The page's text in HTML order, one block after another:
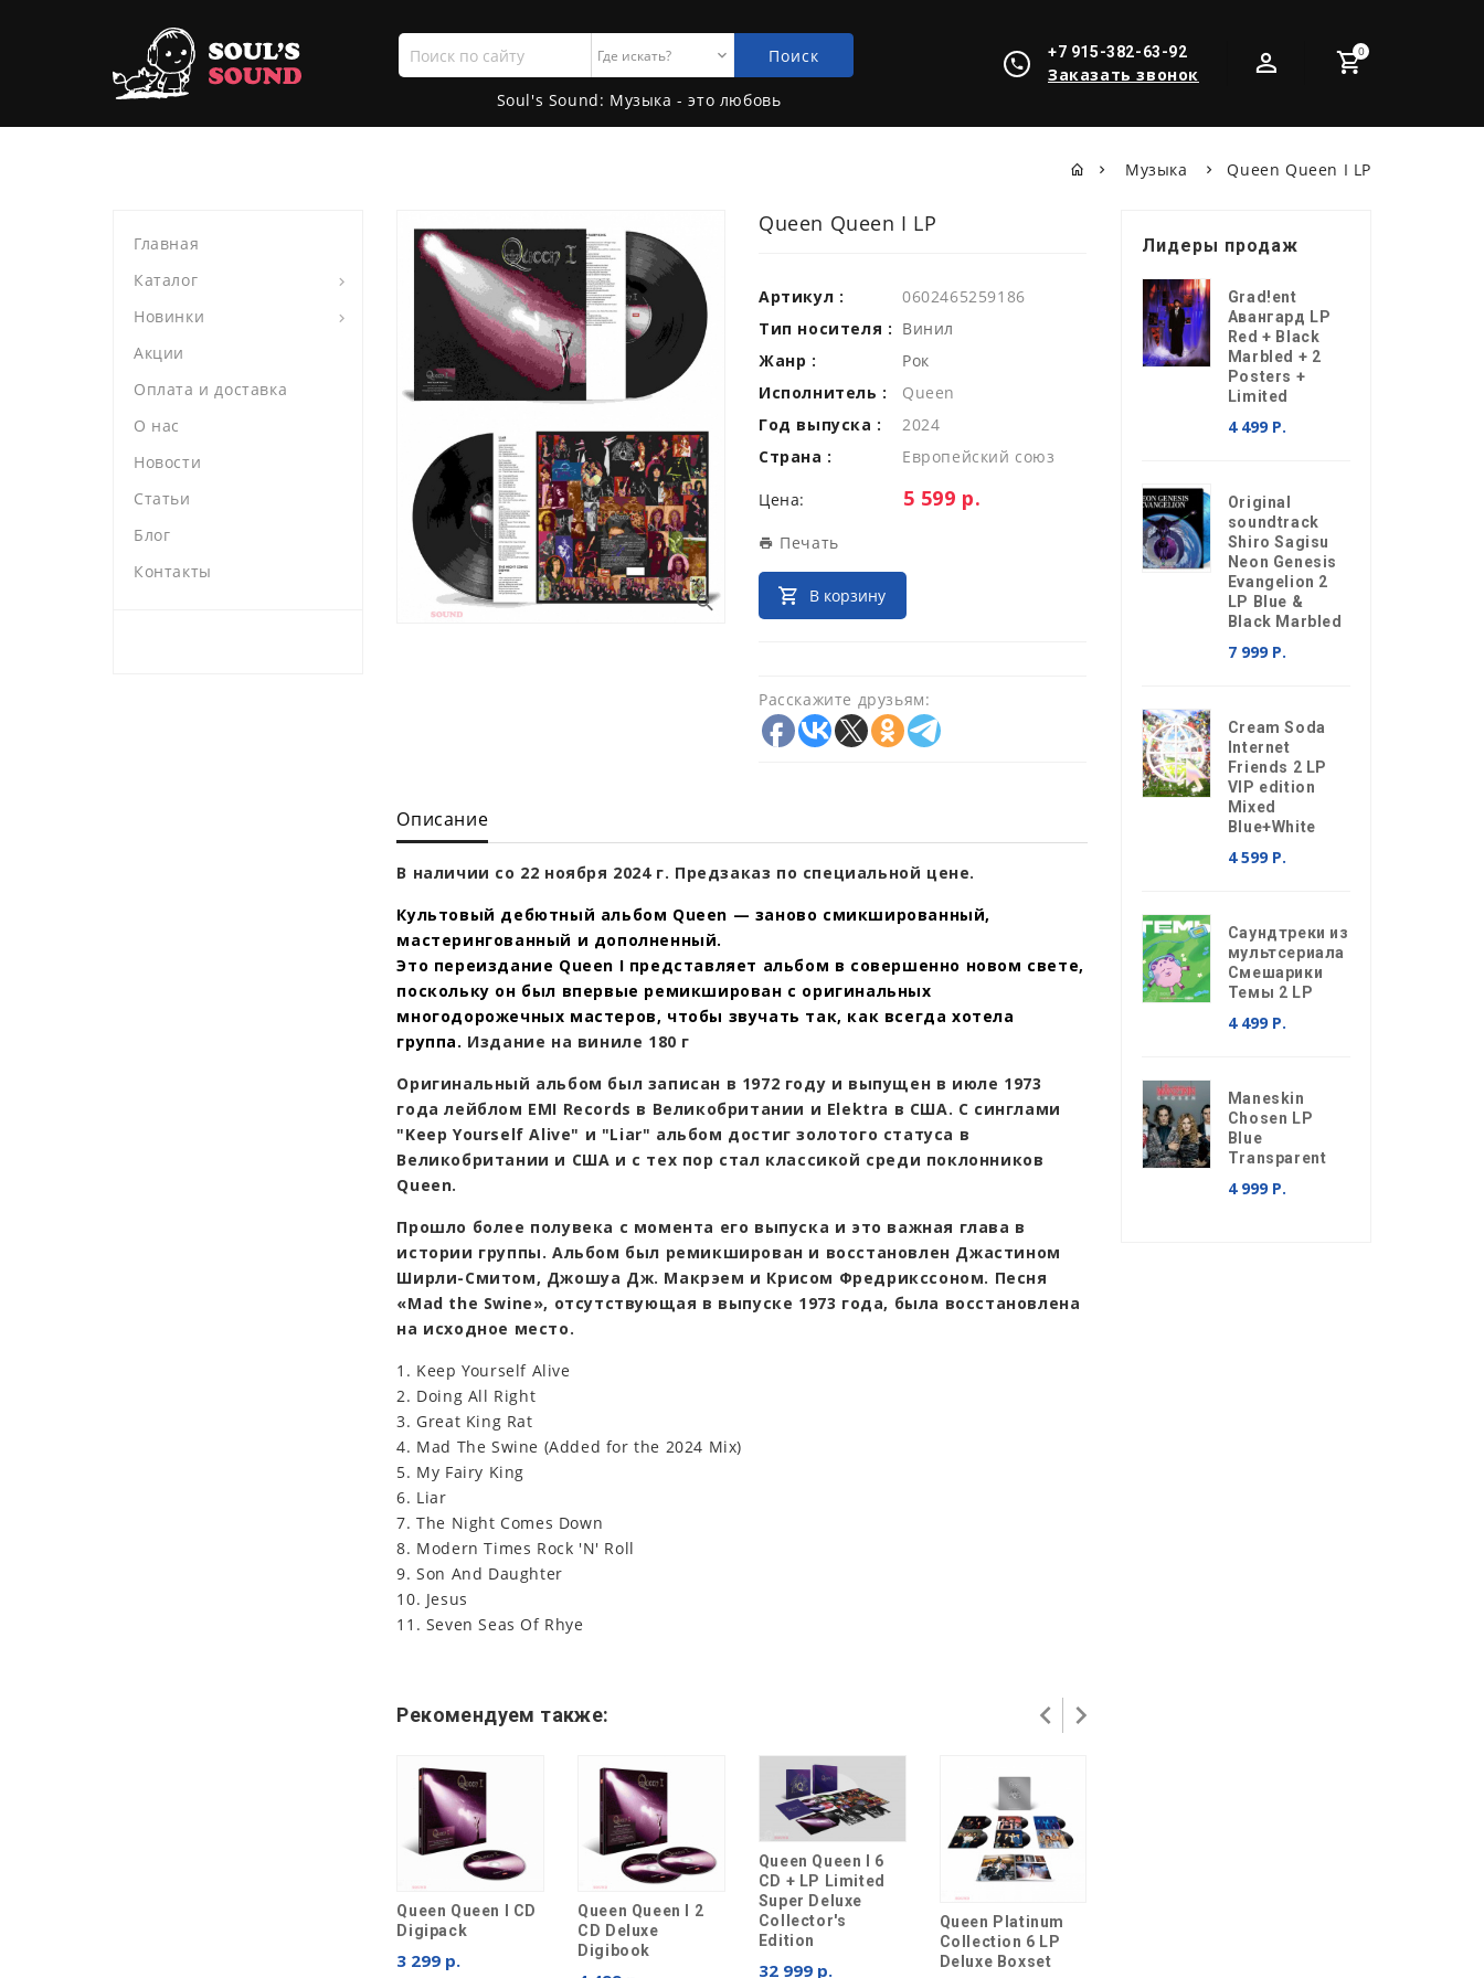
0
+7 915-382-63-92
Заказать звонок
Поиск
по
сайту
Поиск
Soul's Sound: Музыка - это любовь
Музыка Queen Queen I LP
Главная
Каталог
Новинки
Акции
Оплата и доставка
О нас
Новости
Статьи
Блог
Контакты
Queen Queen I LP
Артикул :
0602465259186
Тип носителя : Винил
Жанр :
Рок
Исполнитель :
Queen
Год выпуска :
2024
Страна :
Европейский союз
Цена: Цена:
5 599 р.
Печать
В корзину
Расскажите друзьям:
Описание
В наличии со 22 ноября 2024 г. Предзаказ по специальной цене.
Культовый дебютный альбом Queen — заново смикшированный,
мастерингованный и дополненный.
Это переиздание Queen I представляет альбом в совершенно новом свете,
поскольку он был впервые ремикширован с оригинальных
многодорожечных мастеров, чтобы звучать так, как всегда хотела
группа. Издание на виниле 180 г
Оригинальный альбом был записан в 1972 году и выпущен в июле 1973
года лейблом EMI Records в Великобритании и Elektra в США. С синглами
"Keep Yourself Alive" и "Liar" альбом достиг золотого статуса в
Великобритании и США и с тех пор стал классикой среди поклонников
Queen.
Прошло более полувека с момента его выпуска и это важная глава в
истории группы. Альбом был ремикширован и восстановлен Джастином
Ширли-Смитом, Джошуа Дж. Макрэем и Крисом Фредрикссоном. Песня
«Mad the Swine», отсутствующая в выпуске 1973 года, была восстановлена ​​
на исходное место.
1. Keep Yourself Alive
2. Doing All Right
3. Great King Rat
4. Mad The Swine (Added for the 2024 Mix)
5. My Fairy King
6. Liar
7. The Night Comes Down
8. Modern Times Rock 'N' Roll
9. Son And Daughter
10. Jesus
11. Seven Seas Of Rhye
Рекомендуем также:
Queen Queen I CD
Digipack
3 299 р.
Queen Queen I 2
CD Deluxe
Digibook
Queen Queen I 6
CD + LP Limited
Super Deluxe
Collector's
Edition
32 999 р.
Queen Platinum
Collection 6 LP
Deluxe Boxset
Лидеры продаж
Grad!ent
Авангард LP
Red + Black
Marbled + 2
Posters +
Limited
4 499 Р.
Original
soundtrack
Shiro Sagisu
Neon Genesis
Evangelion 2
LP Blue &
Black Marbled
7 999 Р.
Cream Soda
Internet
Friends 2 LP
VIP edition
Mixed
Blue+White
4 599 Р.
Саундтреки из
мультсериала
Смешарики
Темы 2 LP
4 499 Р.
Maneskin
Chosen LP
Blue
Transparent
4 999 Р.